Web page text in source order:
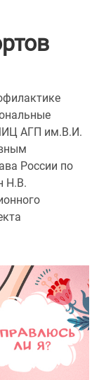
АГП им.В.И.
России по
Н.В.